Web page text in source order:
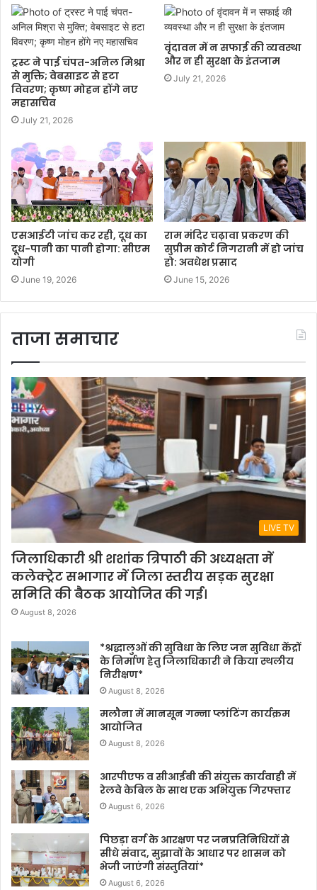
ट्रस्ट ने पाई चंपत-अनिल मिश्रा
से मुक्ति; वेबसाइट से हटा
विवरण; कृष्ण मोहन होंगे नए
महासचिव
July 21, 2026
वृंदावन में न सफाई की व्यवस्था
और न ही सुरक्षा के इंतजाम
July 21, 2026
एसआईटी जांच कर रही, दूध का
दूध-पानी का पानी होगा: सीएम
योगी
June 19, 2026
राम मंदिर चढ़ावा प्रकरण की
सुप्रीम कोर्ट निगरानी में हो जांच
हो: अवधेश प्रसाद
June 15, 2026
ताजा समाचार
LIVE TV
जिलाधिकारी श्री शशांक त्रिपाठी की अध्यक्षता में
कलेक्ट्रेट सभागार में जिला स्तरीय सड़क सुरक्षा
समिति की बैठक आयोजित की गई।
August 8, 2026
*श्रद्धालुओं की सुविधा के लिए जन सुविधा केंद्रों
के निर्माण हेतु जिलाधिकारी ने किया स्थलीय
निरीक्षण*
August 8, 2026
मलौना में मानसून गन्ना प्लांटिंग कार्यक्रम
आयोजित
August 8, 2026
आरपीएफ व सीआईबी की संयुक्त कार्यवाही में
रेलवे केबिल के साथ एक अभियुक्त गिरफ्तार
August 6, 2026
पिछड़ा वर्ग के आरक्षण पर जनप्रतिनिधियों से
सीधे संवाद, सुझावों के आधार पर शासन को
भेजी जाएंगी संस्तुतियां*
August 6, 2026